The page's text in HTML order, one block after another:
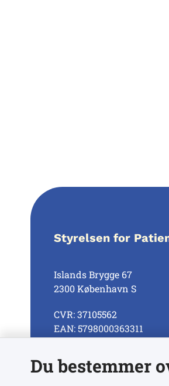
Styrelsen for
Islands Brygge 67
2300 København S
CVR: 37105562
EAN: 5798000363311
Se alle kontaktnumre
Du bestemmer